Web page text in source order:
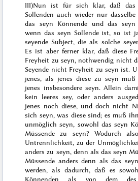
III)Nun ist für sich klar, daß das
Sollenden auch wieder nur
das seyn Könnende und das
wenn das seyn Sollende ist, so ist
seyende Subject, die als solche
Es ist aber ferner klar, daß diese
Freyheit zu seyn, nothwendig nicht
Seyende nicht Freyheit zu seyn ist.
jenes, als jenes diese zu seyn muß
jenes insbesondereseyn. Allein
kein leeres sey, oder anders
jenes noch diese, und doch nicht
sich seyn, was diese sind; es muß
unmöglich seyn, sowohl das seyn
Müssende zu seyn? Wodurch
Untrennlichkeit, zu der
anders zu seyn, denn als das seyn
Müssende anders denn als das
werden, als dadurch, daß es
Könnenden als von dem des